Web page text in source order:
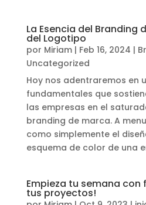
La Esencia del Branding
del Logotipo
por Miriam| Feb 16, 2024 |
Uncategorized
Hoy nos adentraremos en
fundamentales que
las empresas en el
branding de marca. A
como simplemente el
esquema de color de una
Empieza tu semana con
tus proyectos!